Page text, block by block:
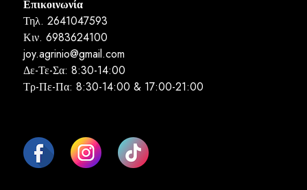
Επικοινωνία
Τηλ. 2641047593
Κιν. 6983624100
joy.agrinio@gmail.com
Δε-Τε-Σα: 8:30-14:00
Τρ-Πε-Πα: 8:30-14:00 & 17:00-21:00